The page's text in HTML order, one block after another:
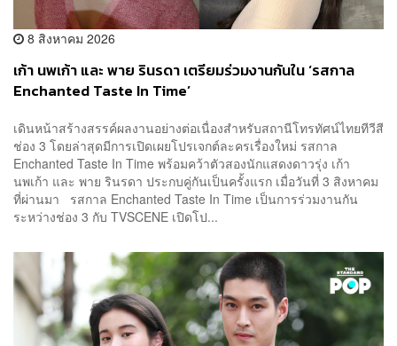
8 สิงหาคม 2026
เก้า นพเก้า และ พาย รินรดา เตรียมร่วมงานกันใน ‘รสกาล
Enchanted Taste In Time’
เดินหน้าสร้างสรรค์ผลงานอย่างต่อเนื่องสำหรับสถานีโทรทัศน์ไทยทีวีสี
ช่อง 3 โดยล่าสุดมีการเปิดเผยโปรเจกต์ละครเรื่องใหม่ รสกาล
Enchanted Taste In Time พร้อมคว้าตัวสองนักแสดงดาวรุ่ง เก้า
นพเก้า และ พาย รินรดา ประกบคู่กันเป็นครั้งแรก เมื่อวันที่ 3 สิงหาคม
ที่ผ่านมา รสกาล Enchanted Taste In Time เป็นการร่วมงานกัน
ระหว่างช่อง 3 กับ TVSCENE เปิดโป...